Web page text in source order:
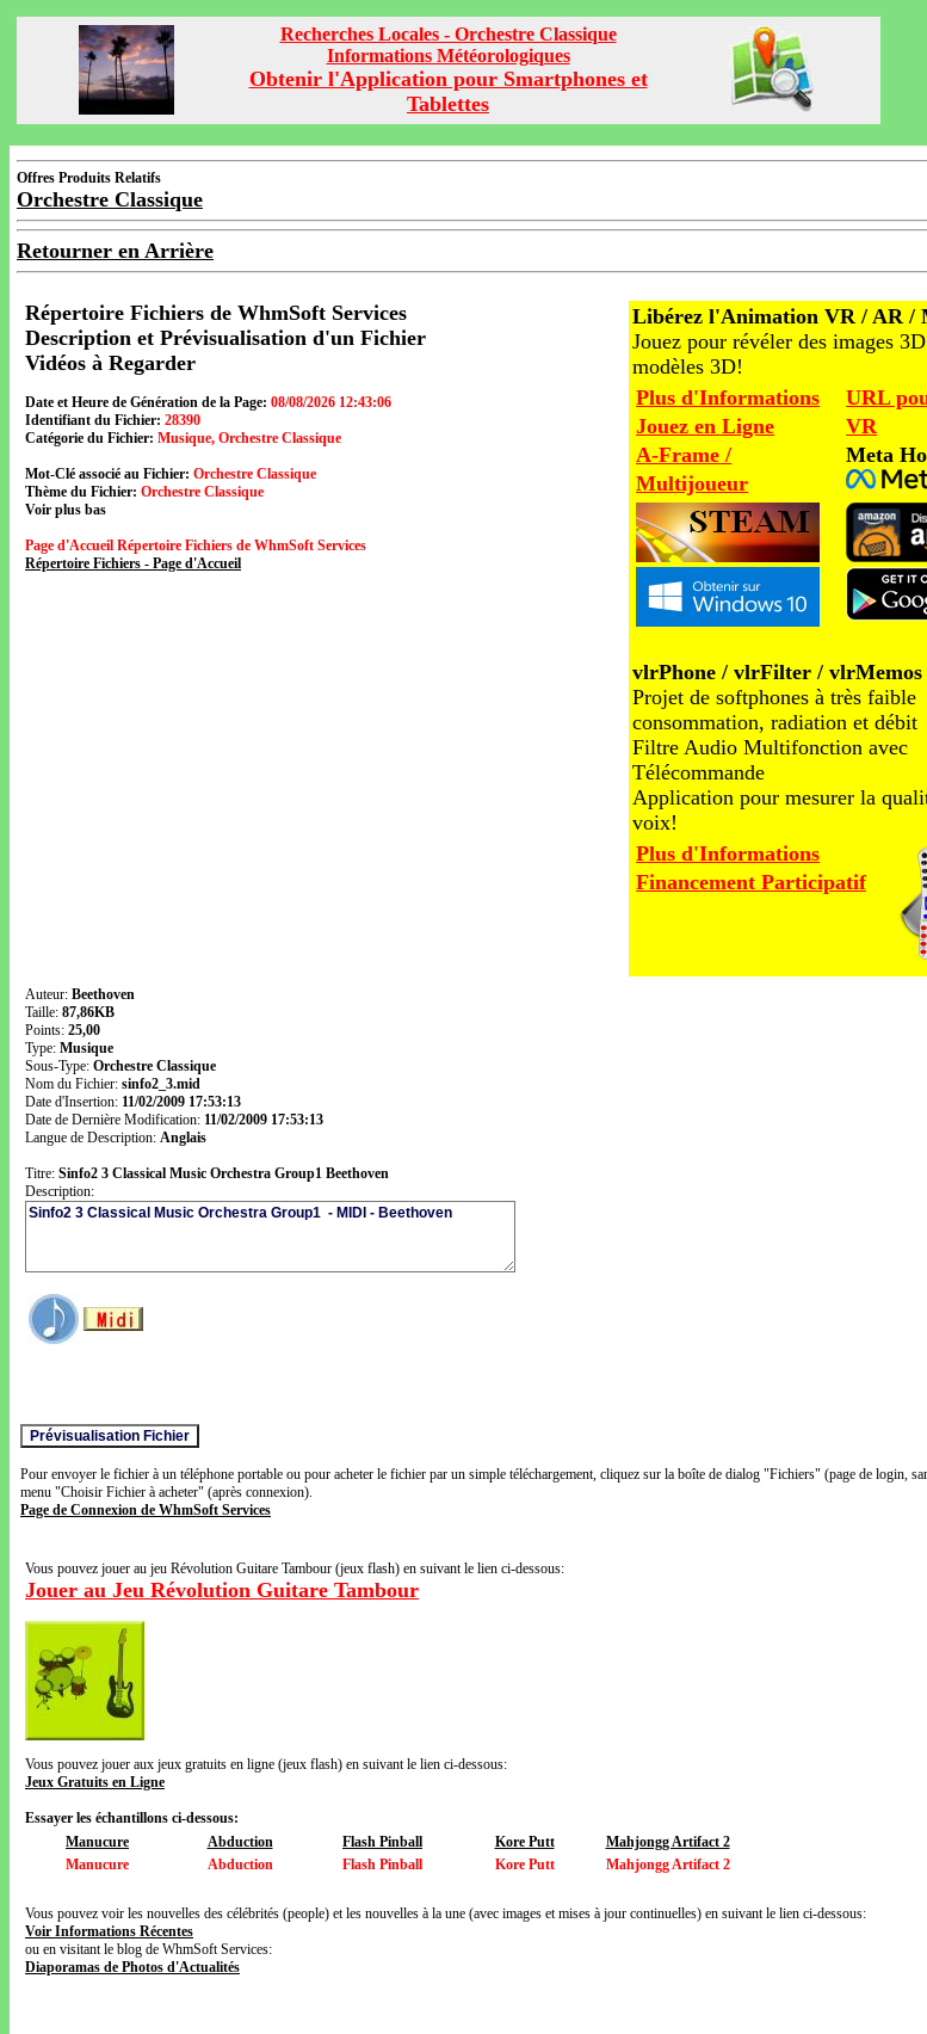
Recherches Locales - Orchestre Classique
Informations Météorologiques
Obtenir l'Application pour Smartphones et
Tablettes
Offres Produits Relatifs
Orchestre Classique
Retourner en Arrière
Répertoire Fichiers de WhmSoft Services
Description et Prévisualisation d'un Fichier
Vidéos à Regarder
Date et Heure de Génération de la Page: 08/08/2026 12:43:06
Identifiant du Fichier: 28390
Catégorie du Fichier: Musique, Orchestre Classique
Mot-Clé associé au Fichier: Orchestre Classique
Thème du Fichier: Orchestre Classique
Voir plus bas
Page d'Accueil Répertoire Fichiers de WhmSoft Services
Répertoire Fichiers - Page d'Accueil
Libérez l'Animation VR / AR /
Jouez pour révéler des images
modèles 3D!
Plus d'Informations
Jouez en Ligne
A-Frame /
Multijoueur
URL
VR
Meta
vlrPhone / vlrFilter / vlrMemos
Projet de softphones à très faible
consommation, radiation et débit
Filtre Audio Multifonction avec
Télécommande
Application pour mesurer la
voix!
Plus d'Informations
Financement Participatif
Auteur: Beethoven
Taille: 87,86KB
Points: 25,00
Type: Musique
Sous-Type: Orchestre Classique
Nom du Fichier: sinfo2_3.mid
Date d'Insertion: 11/02/2009 17:53:13
Date de Dernière Modification: 11/02/2009 17:53:13
Langue de Description: Anglais
Titre: Sinfo2 3 Classical Music Orchestra Group1 Beethoven
Description:
Pour envoyer le fichier à un téléphone portable ou pour acheter le fichier par un simple téléchargement, cliquez sur la boîte de dialog "Fichiers" (page de login,
menu "Choisir Fichier à acheter" (après connexion).
Page de Connexion de WhmSoft Services
Vous pouvez jouer au jeu Révolution Guitare Tambour (jeux flash) en suivant le lien ci-dessous:
Jouer au Jeu Révolution Guitare Tambour
Vous pouvez jouer aux jeux gratuits en ligne (jeux flash) en suivant le lien ci-dessous:
Jeux Gratuits en Ligne
Essayer les échantillons ci-dessous:
Manucure
Abduction Flash Pinball Kore Putt
Mahjongg Artifact 2
Manucure
Abduction Flash Pinball Kore Putt Mahjongg Artifact 2
Vous pouvez voir les nouvelles des célébrités (people) et les nouvelles à la une (avec images et mises à jour continuelles) en suivant le lien ci-dessous:
Voir Informations Récentes
ou en visitant le blog de WhmSoft Services:
Diaporamas de Photos d'Actualités